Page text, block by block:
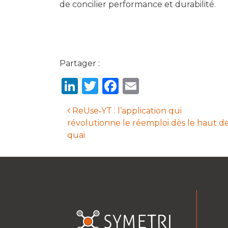
de concilier performance et durabilité.
Partager :
LinkedIn
Twitter
Facebook
Navigation des
ReUse‑YT : l’application qui
révolutionne le réemploi dès le haut
quai